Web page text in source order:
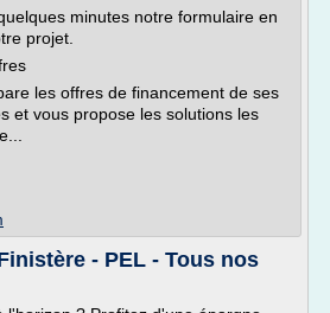
minutes notre formulaire en
projet.
les offres de financement de ses
et vous propose les solutions les
- PEL - Tous nos